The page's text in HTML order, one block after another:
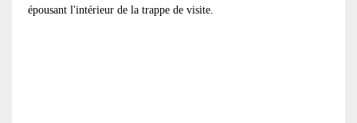
épousant l'intérieur de la trappe de visite.